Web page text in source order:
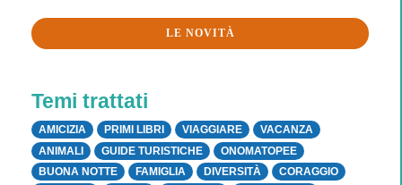
LE NOVITÀ
Temi trattati
AMICIZIA PRIMI LIBRI VIAGGIARE
VACANZA
ANIMALI
GUIDE TURISTICHE
ONOMATOPEE
BUONA NOTTE
FAMIGLIA DIVERSITÀ
CORAGGIO